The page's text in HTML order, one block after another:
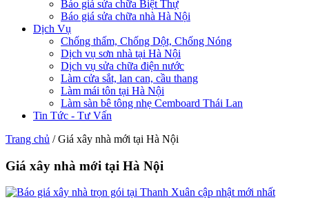
Báo giá sửa chữa Biệt Thự
Báo giá sửa chữa nhà Hà Nội
Dịch Vụ
Chống thấm, Chống Dột, Chống Nóng
Dịch vụ sơn nhà tại Hà Nội
Dịch vụ sửa chữa điện nước
Làm cửa sắt, lan can, cầu thang
Làm mái tôn tại Hà Nội
Làm sàn bê tông nhẹ Cemboard Thái Lan
Tin Tức - Tư Vấn
Trang chủ /Giá xây nhà mới tại Hà Nội
Giá xây nhà mới tại Hà Nội